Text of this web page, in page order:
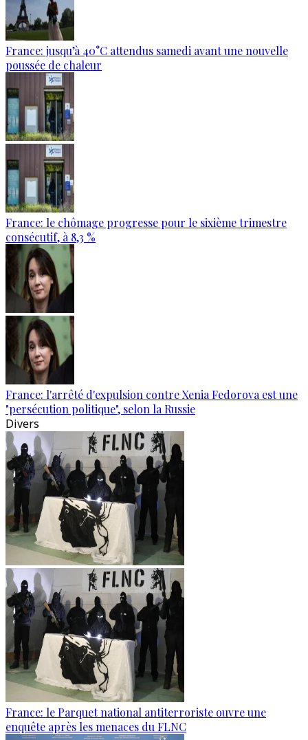
France: jusqu’à 40°C attendus samedi avant une nouvelle
poussée de chaleur
France: le chômage progresse pour le sixième trimestre
consécutif, à 8,3 %
France: l'arrêté d'expulsion contre Xenia Fedorova est une
"persécution politique", selon la Russie
Divers
France: le Parquet national antiterroriste ouvre une
enquête après les menaces du FLNC